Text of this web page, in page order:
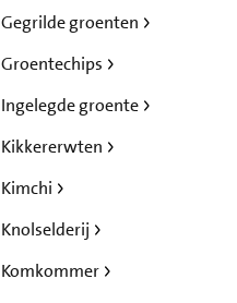
Gegrilde groenten
Groentechips
Ingelegde groente
Kikkererwten
Kimchi
Knolselderij
Komkommer